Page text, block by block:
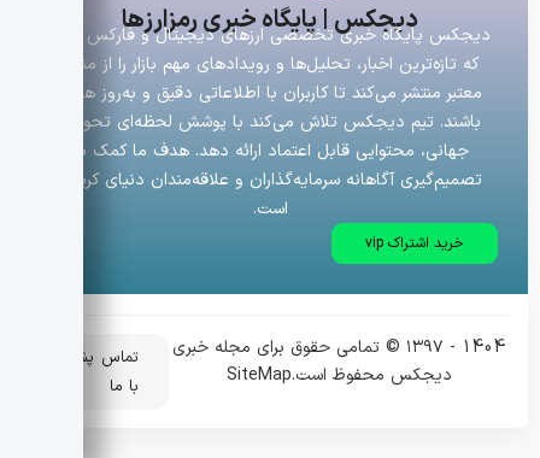
دیجکس | پایگاه خبری رمزارزها
دیجکس پایگاه خبری تخصصی ارزهای دیجیتال و فارکس است
که تازه‌ترین اخبار، تحلیل‌ها و رویدادهای مهم بازار را از منابع
معتبر منتشر می‌کند تا کاربران با اطلاعاتی دقیق و به‌روز همراه
باشند. تیم دیجکس تلاش می‌کند با پوشش لحظه‌ای تحولات
جهانی، محتوایی قابل اعتماد ارائه دهد. هدف ما کمک به
تصمیم‌گیری آگاهانه سرمایه‌گذاران و علاقه‌مندان دنیای کریپتو
است.
خرید اشتراک vip
1404 - ۱۳۹۷ © تمامی حقوق برای مجله خبری
دیجکس محفوظ است.SiteMap
تماس
با ما
پشتیبانی